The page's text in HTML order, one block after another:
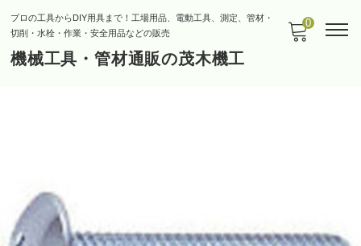
プロの工具からDIY用具まで！工場用品、電動工具、測定、管材・
切削・水栓・作業・安全用品などの販売
機械工具・管材通販の茂木機工
0